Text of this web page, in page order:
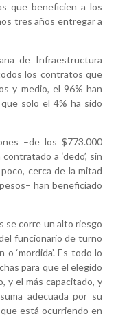
que beneficien a los
tres años entregar a
de Infraestructura
los contratos que
y medio, el 96% han
solo el 4% ha sido
–de los $773.000
a ‘dedo’, sin
cerca de la mitad
han beneficiado
se corre un alto riesgo
funcionario de turno
‘mordida’. Es todo lo
para que el elegido
y el más capacitado, y
adecuada por su
está ocurriendo en